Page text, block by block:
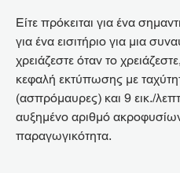
Είτε πρόκειται για ένα
για ένα εισιτήριο για μια
χρειάζεστε όταν το
κεφαλή εκτύπωσης με
(ασπρόμαυρες) και 9 εικ./
αυξημένο αριθμό
παραγωγικότητα.